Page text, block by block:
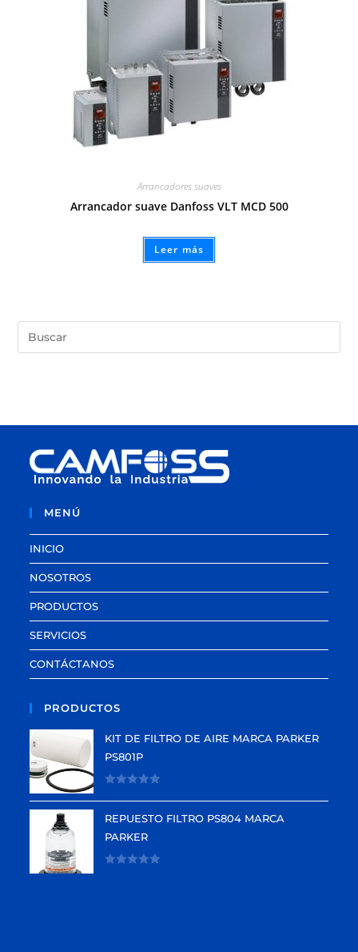
Arrancadores suaves
Arrancador suave Danfoss VLT MCD 500
Leer más
MENÚ
INICIO
NOSOTROS
PRODUCTOS
SERVICIOS
CONTÁCTANOS
PRODUCTOS
KIT DE FILTRO DE AIRE MARCA PARKER
PS801P
r
REPUESTO FILTRO PS804 MARCA
PARKER